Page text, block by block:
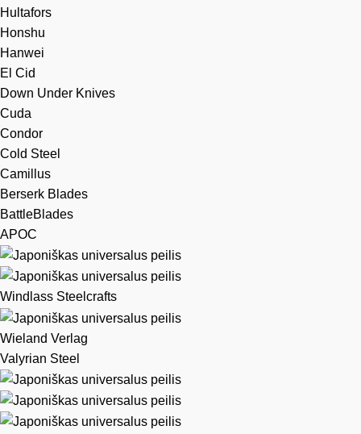
Hultafors
Honshu
Hanwei
El Cid
Down Under Knives
Cuda
Condor
Cold Steel
Camillus
Berserk Blades
BattleBlades
APOC
Windlass Steelcrafts
Wieland Verlag
Valyrian Steel